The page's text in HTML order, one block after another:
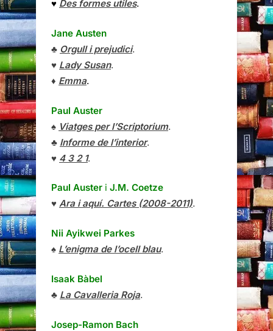
♥ Des formes utiles.
Jane Austen
♣ Orgull i prejudici.
♥ Lady Susan.
♦ Emma.
Paul Auster
♠ Viatges per l’Scriptorium.
♣ Informe de l’interior.
♥ 4 3 2 1.
Paul Auster i J.M. Coetze
♥ Ara i aquí. Cartes (2008-2011).
Nii Ayikwei Parkes
♠ L’enigma de l’ocell blau.
Isaak Bàbel
♣ La Cavalleria Roja.
Josep-Ramon Bach